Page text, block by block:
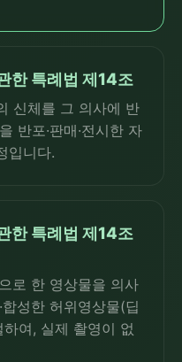
한 특례법 제14조
신체를 그 의사에 반
반포·판매·전시한 자
입니다.
한 특례법 제14조
로 한 영상물을 의사
성한 허위영상물(딥
여, 실제 촬영이 없